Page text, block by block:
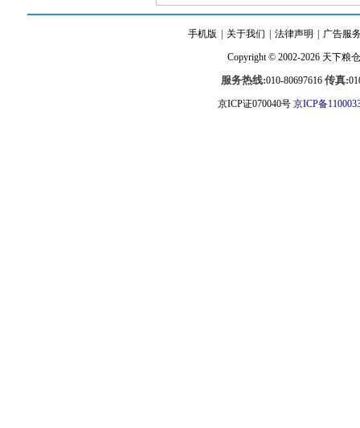
手机版 关于我们 法律声明 广告服
Copyright © 2002-2026 天下粮仓
服务热线:010-80697616 传真:
京ICP证070040号 京ICP备